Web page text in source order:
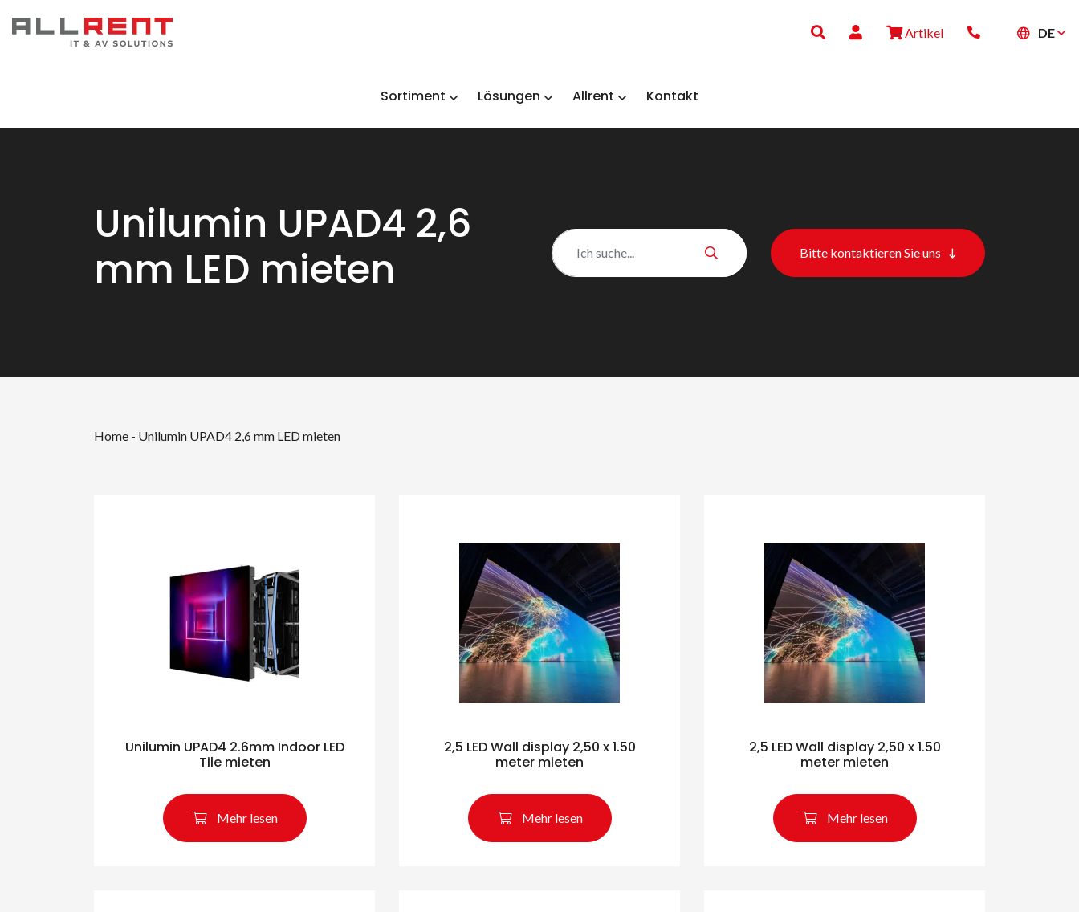
Artikel DE
Sortiment Lösungen Allrent Kontakt
Unilumin UPAD4 2,6
mm LED mieten
Bitte kontaktieren Sie uns
Home - Unilumin UPAD4 2,6 mm LED mieten
Unilumin UPAD4 2.6mm Indoor LED
Tile mieten
Mehr lesen
2,5 LED Wall display 2,50 x 1.50
meter mieten
Mehr lesen
2,5 LED Wall display 2,50 x 1.50
meter mieten
Mehr lesen